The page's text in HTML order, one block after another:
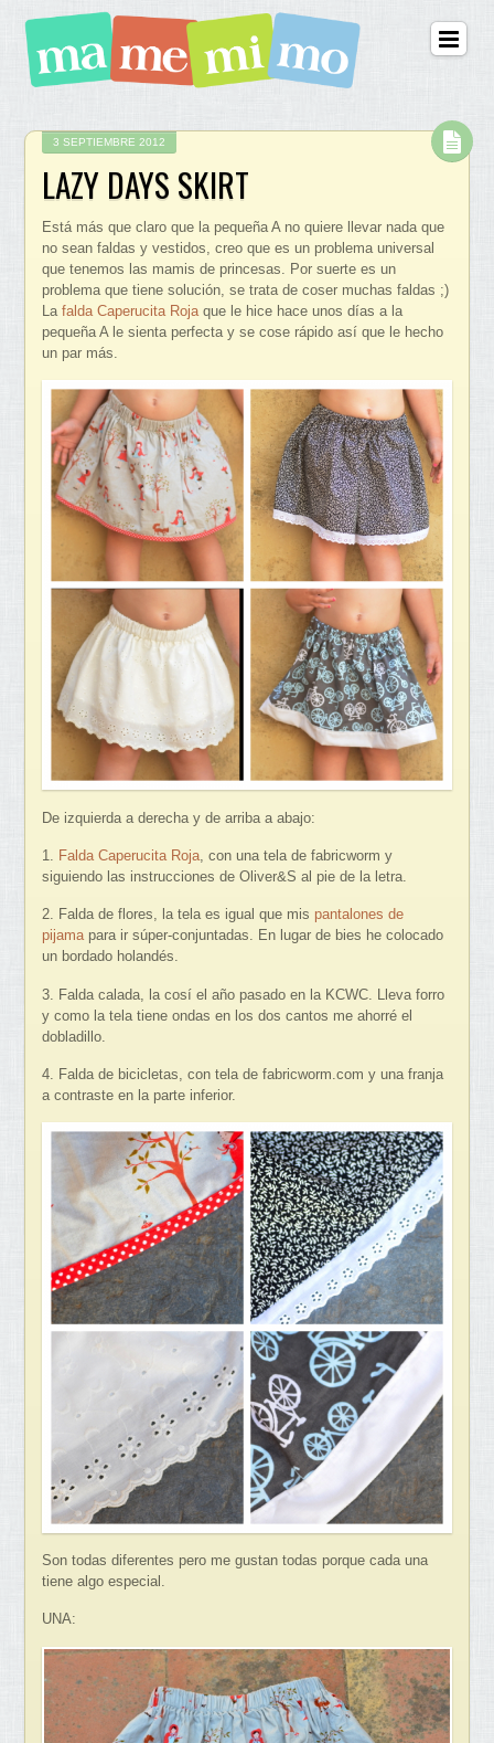
3 SEPTIEMBRE 2012
LAZY DAYS SKIRT
Está más que claro que la pequeña A no quiere llevar nada que
no sean faldas y vestidos, creo que es un problema universal
que tenemos las mamis de princesas. Por suerte es un
problema que tiene solución, se trata de coser muchas faldas ;)
Lafalda Caperucita Roja que le hice hace unos días a la
pequeña A le sienta perfecta y se cose rápido así que le hecho
un par más.
De izquierda a derecha y de arriba a abajo:
1. Falda Caperucita Roja, con una tela de fabricworm y
siguiendo las instrucciones de Oliver&S al pie de la letra.
2. Falda de flores, la tela es igual que mis pantalones de
pijamapara ir súper-conjuntadas. En lugar de bies he colocado
un bordado holandés.
3. Falda calada, la cosí el año pasado en la KCWC. Lleva forro
y como la tela tiene ondas en los dos cantos me ahorré el
dobladillo.
4. Falda de bicicletas, con tela de fabricworm.com y una franja
a contraste en la parte inferior.
Son todas diferentes pero me gustan todas porque cada una
tiene algo especial.
UNA: